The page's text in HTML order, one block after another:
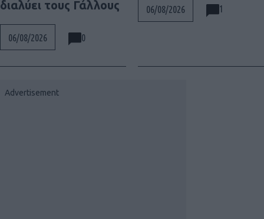
διαλύει τους Γάλλους
06/08/2026 0
06/08/2026 1